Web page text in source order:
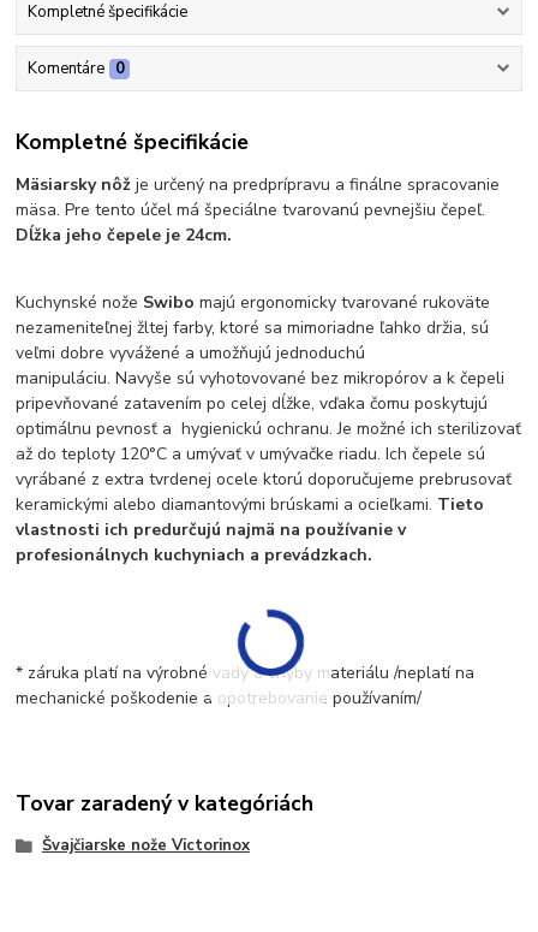
Kompletné špecifikácie
Komentáre 0
Kompletné špecifikácie
Mäsiarsky nôž je určený na predprípravu a finálne spracovanie
mäsa. Pre tento účel má špeciálne tvarovanú pevnejšiu čepeľ.
Dĺžka jeho čepele je 24cm.
Kuchynské nože Swibo majú ergonomicky tvarované rukoväte
nezameniteľnej žltej farby, ktoré sa mimoriadne ľahko držia, sú
veľmi dobre vyvážené a umožňujú jednoduchú
manipuláciu. Navyše sú vyhotovované bez mikropórov a k čepeli
pripevňované zatavením po celej dĺžke, vďaka čomu poskytujú
optimálnu pevnosť a hygienickú ochranu. Je možné ich sterilizovať
až do teploty 120°C a umývať v umývačke riadu. Ich čepele sú
vyrábané z extra tvrdenej ocele ktorú doporučujeme prebrusovať
keramickými alebo diamantovými brúskami a ocieľkami. Tieto
vlastnosti ich predurčujú najmä na používanie v
profesionálnych kuchyniach a prevádzkach.
* záruka platí na výrobné vady a chyby materiálu /neplatí na
mechanické poškodenie a opotrebovanie používaním/
Tovar zaradený v kategóriách
Švajčiarske nože Victorinox